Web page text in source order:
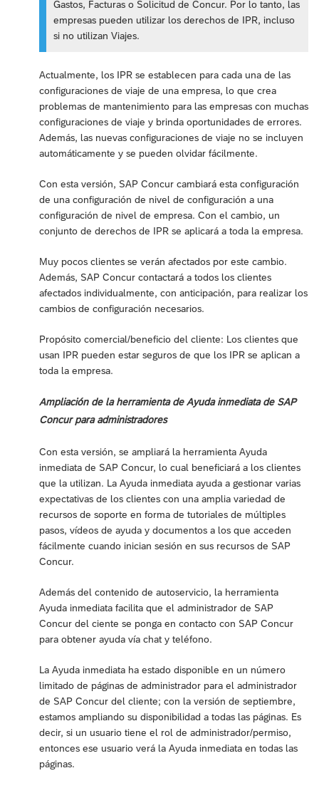
Gastos, Facturas o Solicitud de Concur. Por lo tanto, las
empresas pueden utilizar los derechos de IPR, incluso
si no utilizan Viajes.
Actualmente, los IPR se establecen para cada una de las
configuraciones de viaje de una empresa, lo que crea
problemas de mantenimiento para las empresas con muchas
configuraciones de viaje y brinda oportunidades de errores.
Además, las nuevas configuraciones de viaje no se incluyen
automáticamente y se pueden olvidar fácilmente.
Con esta versión, SAP Concur cambiará esta configuración
de una configuración de nivel de configuración a una
configuración de nivel de empresa. Con el cambio, un
conjunto de derechos de IPR se aplicará a toda la empresa.
Muy pocos clientes se verán afectados por este cambio.
Además, SAP Concur contactará a todos los clientes
afectados individualmente, con anticipación, para realizar los
cambios de configuración necesarios.
Propósito comercial/beneficio del cliente: Los clientes que
usan IPR pueden estar seguros de que los IPR se aplican a
toda la empresa.
Ampliación de la herramienta de Ayuda inmediata de SAP
Concur para administradores
Con esta versión, se ampliará la herramienta Ayuda
inmediata de SAP Concur, lo cual beneficiará a los clientes
que la utilizan. La Ayuda inmediata ayuda a gestionar varias
expectativas de los clientes con una amplia variedad de
recursos de soporte en forma de tutoriales de múltiples
pasos, vídeos de ayuda y documentos a los que acceden
fácilmente cuando inician sesión en sus recursos de SAP
Concur.
Además del contenido de autoservicio, la herramienta
Ayuda inmediata facilita que el administrador de SAP
Concur del ciente se ponga en contacto con SAP Concur
para obtener ayuda vía chat y teléfono.
La Ayuda inmediata ha estado disponible en un número
limitado de páginas de administrador para el administrador
de SAP Concur del cliente; con la versión de septiembre,
estamos ampliando su disponibilidad a todas las páginas. Es
decir, si un usuario tiene el rol de administrador/permiso,
entonces ese usuario verá la Ayuda inmediata en todas las
páginas.